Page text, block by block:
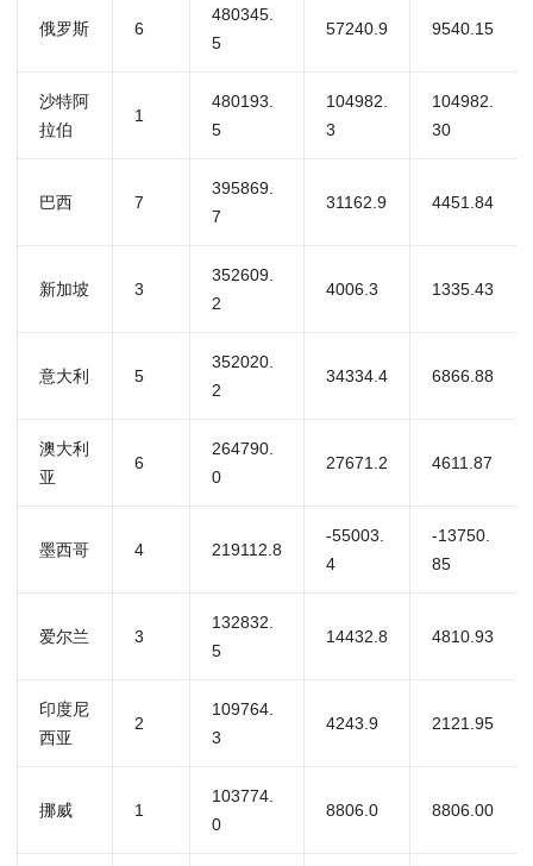
俄罗斯 6
480345.
5
57240.9 9540.15
沙特阿
拉伯
1
480193.
5
104982.
3
104982.
30
巴西 7
395869.
7
31162.9 4451.84
新加坡 3
352609.
2
4006.3 1335.43
意大利 5
352020.
2
34334.4 6866.88
澳大利
亚
6
264790.
0
27671.2 4611.87
墨西哥 4 219112.8
-55003.
4
-13750.
85
爱尔兰 3
132832.
5
14432.8 4810.93
印度尼
西亚
2
109764.
3
4243.9 2121.95
挪威 1
103774.
0
8806.0 8806.00